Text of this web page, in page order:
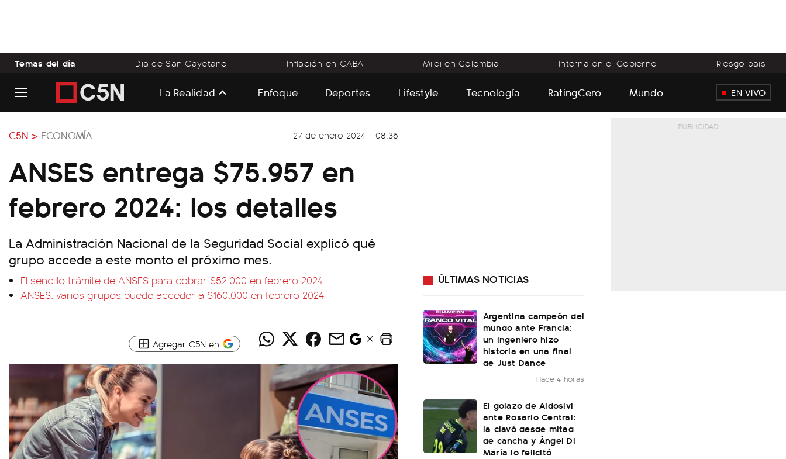
Temas del día Día de San Cayetano Inflación en CABA Milei en Colombia Interna en el Gobierno Riesgo país
La Realidad Enfoque Deportes Lifestyle Tecnología RatingCero Mundo EN VIVO
C5N > ECONOMÍA 27 de enero 2024 - 08:36
ANSES entrega $75.957 en
febrero 2024: los detalles
La Administración Nacional de la Seguridad Social explicó qué
grupo accede a este monto el próximo mes.
El sencillo trámite de ANSES para cobrar $52.000 en febrero 2024
ANSES: varios grupos puede acceder a $160.000 en febrero 2024
Agregar C5N en
ÚLTIMAS NOTICIAS
Argentina campeón del
mundo ante Francia:
un ingeniero hizo
historia en una final
de Just Dance
Hace 4 horas
El golazo de Aldosivi
ante Rosario Central:
la clavó desde mitad
de cancha y Ángel Di
María lo felicitó